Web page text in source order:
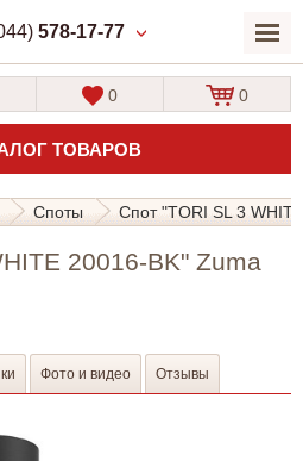
578-17-77
ТОВАРОВ
0 0
Споты Спот "TORI SL 3
20016-BK" Zuma
Фото и видео Отзывы